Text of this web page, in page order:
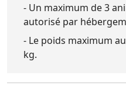
- Un maximum de 3
autorisé par
- Le poids maximum
kg.